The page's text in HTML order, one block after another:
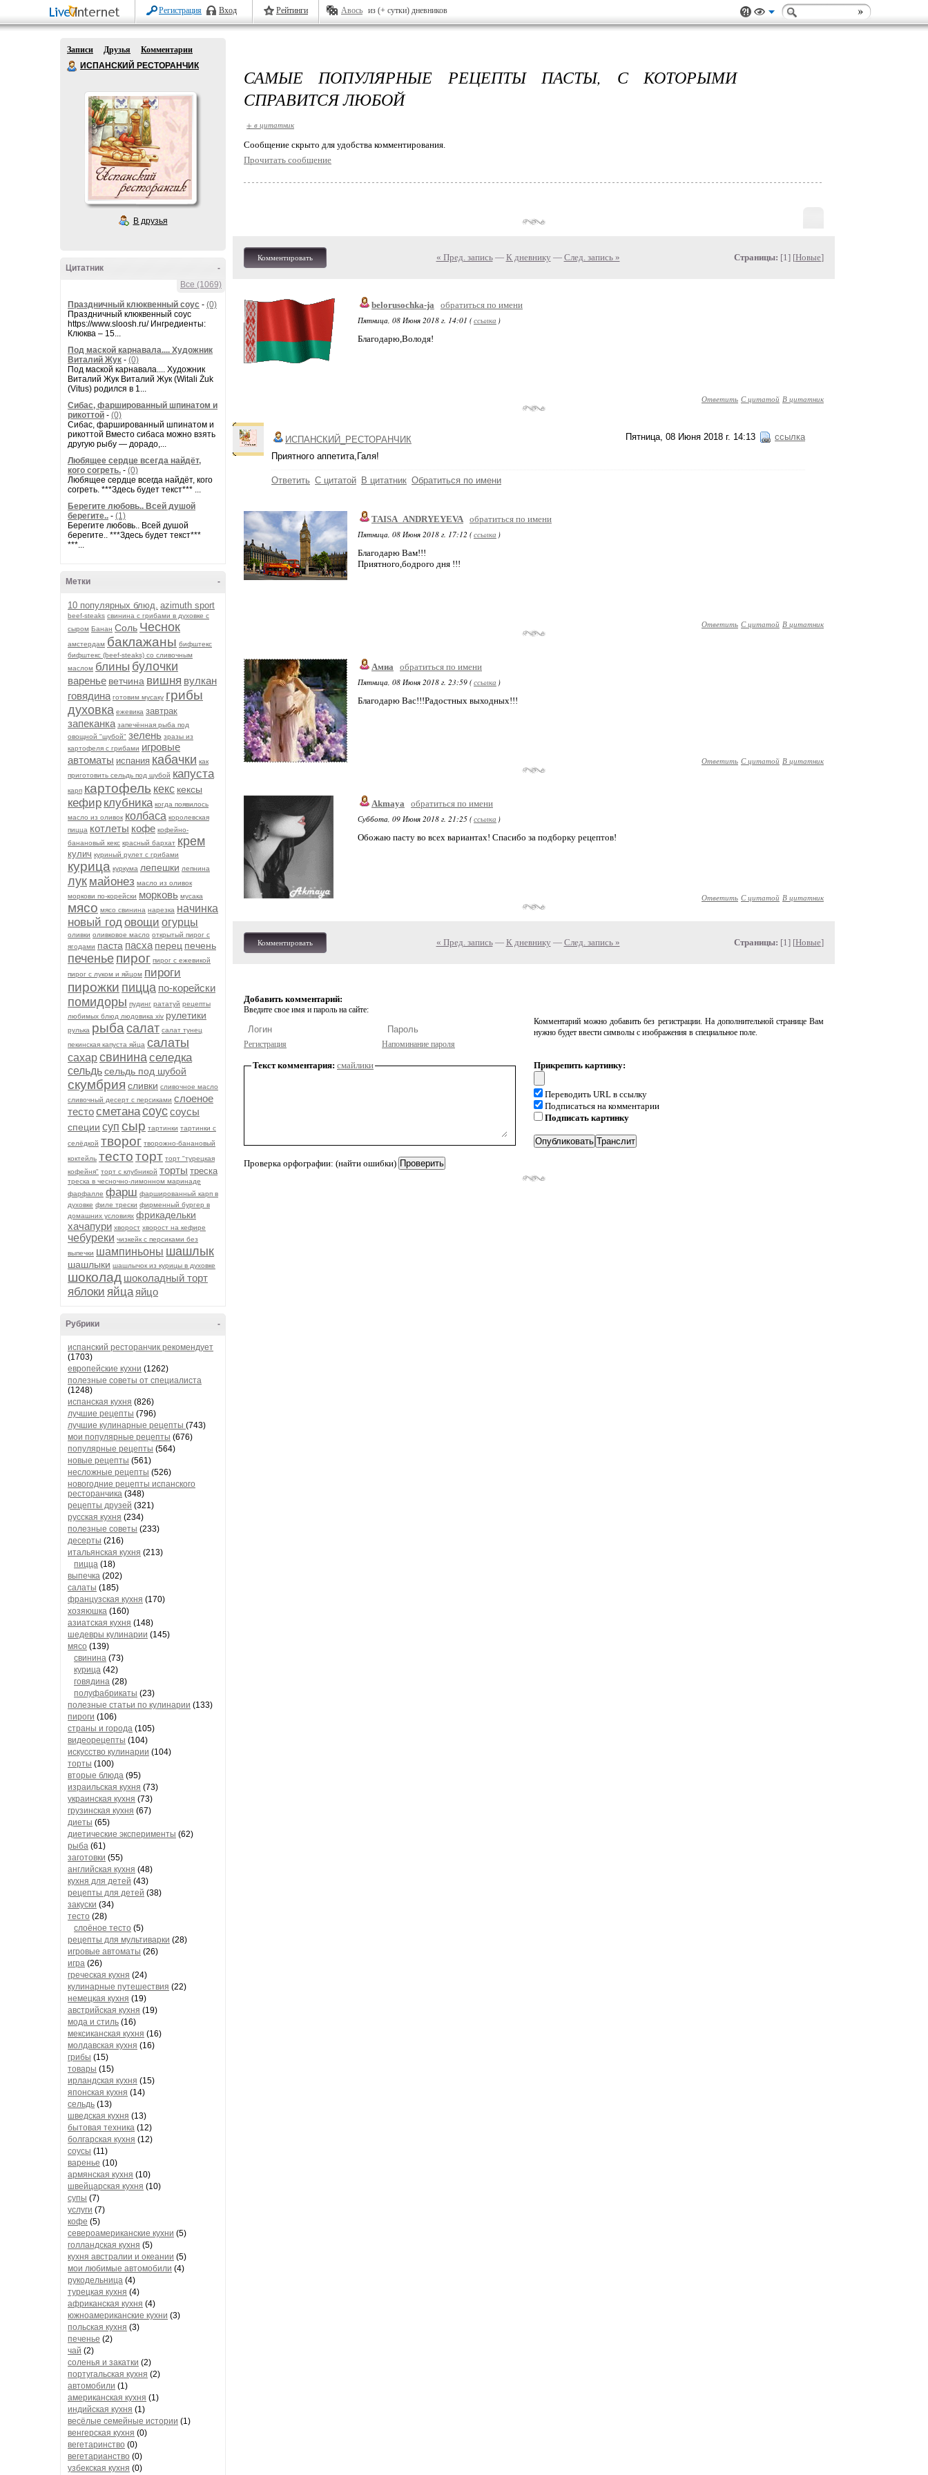
Регистрация Вход Рейтинги Авось из (+ сутки) дневников
Записи Друзья
Комментарии
ИСПАНСКИЙ РЕСТОРАНЧИК
В друзья
-
Цитатник
Все (1069)
Праздничный клюквенный соус - (0)
Праздничный клюквенный соус
https://www.sloosh.ru/ Ингредиенты:
Клюква – 15...
Под маской карнавала.... Художник
Виталий Жук - (0)
Под маской карнавала.... Художник
Виталий Жук Виталий Жук (Witali Żuk
(Vitus) родился в 1...
Сибас, фаршированный шпинатом и
рикоттой - (0)
Сибас, фаршированный шпинатом и
рикоттой Вместо сибаса можно взять
другую рыбу — дорадо,...
Любящее сердце всегда найдёт,
кого согреть. - (0)
Любящее сердце всегда найдёт, кого
согреть. ***Здесь будет текст*** ...
Берегите любовь.. Всей душой
берегите.. - (1)
Берегите любовь.. Всей душой
берегите.. ***Здесь будет текст***
***...
-
Метки
10 популярных блюд. azimuth sport
beef-stеаks cвинина с грибами в духовке с
сыром Банан Соль Чеснок
амстердам баклажаны бифштекс
бифштекс (beef-stеаks) со сливочным
маслом блины булочки
варенье ветчина вишня вулкан
говядина готовим мусаку грибы
духовка ежевика завтрак
запеканка запечённая рыба под
овощной "шубой" зелень зразы из
картофеля с грибами игровые
автоматы испания кабачки как
приготовить сельдь под шубой капуста
карп картофель кекс кексы
кефир клубника когда появилось
масло из оливок колбаса королевская
пицца котлеты кофе кофейно-
банановый кекс красный бархат крем
кулич куриный рулет с грибами
курица куркума лепешки лепнина
лук майонез масло из оливок
моркови по-корейски морковь мусака
мясо мясо свинина нарезка начинка
новый годовощи огурцы
оливки оливковое масло открытый пирог с
ягодами паста пасха перец печень
печенье пирог пирог с ежевикой
пирог с луком и яйцом пироги
пирожки пицца по-корейски
помидоры пудинг рататуй рецепты
любимых блюд людовика xiv рулетики
рулька рыба салат салат тунец
пекинская капуста яйца салаты
сахарсвининаселедка
сельдьсельдь под шубой
скумбрия сливки сливочное масло
сливочный десерт с персиками слоеное
тестосметанасоуссоусы
специи суп сыр тартинки тартинки с
селёдкой творог творожно-банановый
коктейль тестоторт торт "турецкая
кофейня" торт с клубникой торты треска
треска в чесночно-лимонном маринаде
фарфалле фарш фаршированный карп в
духовке филе трески фирменный бургер в
домашних условиях фрикадельки
хачапури хворост хворост на кефире
чебуреки чизкейк с персиками без
выпечки шампиньоны шашлык
шашлыки шашлычок из курицы в духовке
шоколад шоколадный торт
яблоки яйца яйцо
-
Рубрики
испанский ресторанчик рекомендует
(1703)
европейские кухни (1262)
полезные советы от специалиста
(1248)
испанская кухня (826)
лучшие рецепты (796)
лучшие кулинарные рецепты (743)
мои популярные рецепты (676)
популярные рецепты (564)
новые рецепты (561)
несложные рецепты (526)
новогодние рецепты испанского
ресторанчика (348)
рецепты друзей (321)
русская кухня (234)
полезные советы (233)
десерты (216)
итальянская кухня (213)
пицца (18)
выпечка (202)
салаты (185)
французская кухня (170)
хозяюшка (160)
азиатская кухня (148)
шедевры кулинарии (145)
мясо (139)
свинина (73)
курица (42)
говядина (28)
полуфабрикаты (23)
полезные статьи по кулинарии (133)
пироги (106)
страны и города (105)
видеорецепты (104)
искусство кулинарии (104)
торты (100)
вторые блюда (95)
израильская кухня (73)
украинская кухня (73)
грузинская кухня (67)
диеты (65)
диетические эксперименты (62)
рыба (61)
заготовки (55)
английская кухня (48)
кухня для детей (43)
рецепты для детей (38)
закуски (34)
тесто (28)
слоёное тесто (5)
рецепты для мультиварки (28)
игровые автоматы (26)
игра (26)
греческая кухня (24)
кулинарные путешествия (22)
немецкая кухня (19)
австрийская кухня (19)
мода и стиль (16)
мексиканская кухня (16)
молдавская кухня (16)
грибы (15)
товары (15)
ирландская кухня (15)
японская кухня (14)
сельдь (13)
шведская кухня (13)
бытовая техника (12)
болгарская кухня (12)
соусы (11)
варенье (10)
армянская кухня (10)
швейцарская кухня (10)
супы (7)
услуги (7)
кофе (5)
североамериканские кухни (5)
голландская кухня (5)
кухня австралии и океании (5)
мои любимые автомобили (4)
рукодельница (4)
турецкая кухня (4)
африканская кухня (4)
южноамериканские кухни (3)
польская кухня (3)
печенье (2)
чай (2)
соленья и закатки (2)
португальская кухня (2)
автомобили (1)
американская кухня (1)
индийская кухня (1)
весёлые семейные истории (1)
венгерская кухня (0)
вегетаринство (0)
вегетарианство (0)
узбекская кухня (0)
САМЫЕ ПОПУЛЯРНЫЕ РЕЦЕПТЫ ПАСТЫ, С КОТОРЫМИ
СПРАВИТСЯ ЛЮБОЙ
+ в цитатник
Cообщение скрыто для удобства комментирования.
Прочитать сообщение
Комментировать « Пред. запись— К дневнику — След. запись » Страницы: [1] [Новые]
belorusochka-ja
обратиться по имени
Пятница, 08 Июня 2018 г. 14:01 (ссылка )
Благодарю,Володя!
Ответить С цитатой В цитатник
Пятница, 08 Июня 2018 г. 14:13 ссылка
ИСПАНСКИЙ_РЕСТОРАНЧИК
Приятного аппетита,Галя!
Ответить С цитатой В цитатник Обратиться по имени
TAISA_ANDRYEYEVA обратиться по имени
Пятница, 08 Июня 2018 г. 17:12 (ссылка )
Благодарю Вам!!!
Приятного,бодрого дня !!!
Ответить С цитатой В цитатник
Амиа
обратиться по имени
Пятница, 08 Июня 2018 г. 23:59 (ссылка )
Благодарю Вас!!!Радостных выходных!!!
Ответить С цитатой В цитатник
Akmaya
обратиться по имени
Суббота, 09 Июня 2018 г. 21:25 (ссылка )
Обожаю пасту во всех вариантах! Спасибо за подборку рецептов!
Ответить С цитатой В цитатник
Комментировать « Пред. запись— К дневнику — След. запись » Страницы: [1] [Новые]
Добавить комментарий:
Введите свое имя и пароль на сайте:
Регистрация Напоминание пароля
Комментарий можно добавить без регистрации. На дополнительной странице Вам
нужно будет ввести символы с изображения в специальное поле.
Текст комментария: смайлики
Проверка орфографии: (найти ошибки)
Прикрепить картинку:
Переводить URL в ссылку
Подписаться на комментарии
Подписать картинку